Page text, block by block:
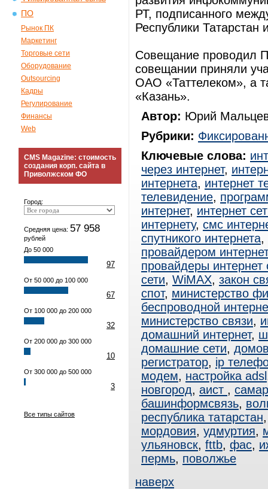
ПО
Рынок ПК
Маркетинг
Торговые сети
Оборудование
Outsourcing
Кадры
Регулирование
Финансы
Web
CMS Magazine: стоимость
создания корп. сайта в
Приволжском ФО
Город:
Средняя цена: 57 958
рублей
До 50 000
97
От 50 000 до 100 000
67
От 100 000 до 200 000
32
От 200 000 до 300 000
10
От 300 000 до 500 000
3
Все типы сайтов
РТ, подписанного
Республики
Совещание проводил
совещании приняли
ОАО «Таттелеком», а
«Казань».
Автор: Юрий
Рубрики:
Ключевые слова:
через интернет,
интернета, интернет
телевидение,
интернет, интернет
интернету, смс
спутникого интернета,
провайдером
провайдеры интернет
сети, WiMAX, закон
спот, министерство
беспроводной
министерство связи,
домашний интернет,
домашние сети,
регистратор, ip
модем, настройка adsl
новгород, аист ,
башинформсвязь,
республика татарстан
мордовия, удмуртия,
ульяновск, fttb, фас,
пермь, поволжье
наверх